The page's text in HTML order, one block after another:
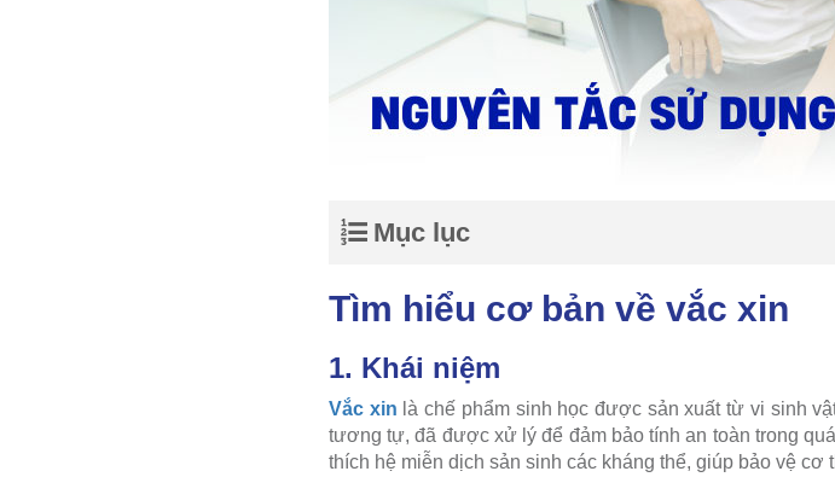
Mục lục
Tìm hiểu cơ bản về vắc xin
1. Khái niệm
Vắc xin là chế phẩm sinh học được sản xuất từ vi sinh
tương tự, đã được xử lý để đảm bảo tính an toàn trong
thích hệ miễn dịch sản sinh các kháng thể, giúp bảo vệ